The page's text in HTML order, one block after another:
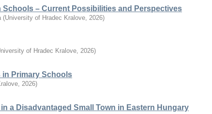
Schools – Current Possibilities and Perspectives
(University of Hradec Kralove, 2026)
of Hradec Kralove, 2026)
Primary Schools
, 2026)
a Disadvantaged Small Town in Eastern Hungary